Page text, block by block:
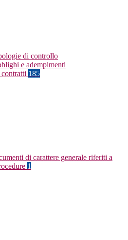
di controllo
e adempimenti
185
di carattere generale riferiti a
1